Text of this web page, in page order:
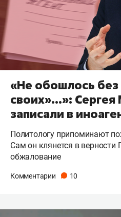
«Не обошлось
своих»…»: Сергея
записали в
Политологу припоминают
Сам он клянется в верности
обжалование
Комментарии 10